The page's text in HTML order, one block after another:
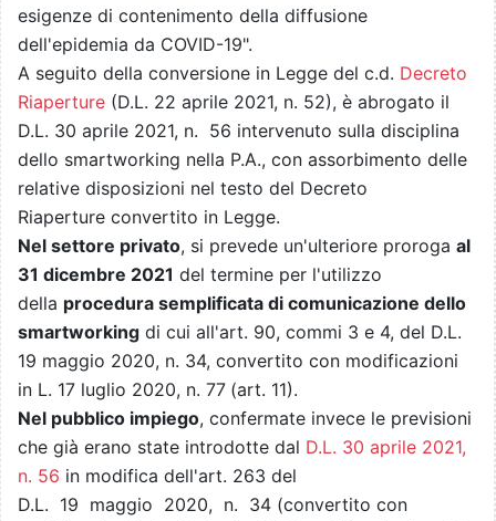
esigenze di contenimento della diffusione
dell'epidemia da COVID-19".
A seguito della conversione in Legge del c.d. Decreto
Riaperture (D.L. 22 aprile 2021, n. 52), è abrogato il
D.L. 30 aprile 2021, n. 56 intervenuto sulla disciplina
dello smartworking nella P.A., con assorbimento delle
relative disposizioni nel testo del Decreto
Riaperture convertito in Legge.
Nel settore privato, si prevede un'ulteriore proroga al
31 dicembre 2021 del termine per l'utilizzo
della procedura semplificata di comunicazione dello
smartworking di cui all'art. 90, commi 3 e 4, del D.L.
19 maggio 2020, n. 34, convertito con modificazioni
in L. 17 luglio 2020, n. 77 (art. 11).
Nel pubblico impiego, confermate invece le previsioni
che già erano state introdotte dal D.L. 30 aprile 2021,
n. 56 in modifica dell'art. 263 del
D.L. 19 maggio 2020, n. 34 (convertito con